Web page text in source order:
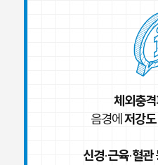
체외충
음경에저강
신경·근육·혈관